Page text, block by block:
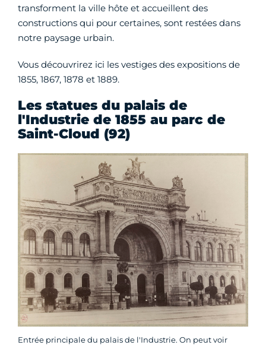
transforment la ville hôte et accueillent des
constructions qui pour certaines, sont restées dans
notre paysage urbain.
Vous découvrirez ici les vestiges des expositions de
1855, 1867, 1878 et 1889.
Les statues du palais de
l'Industrie de 1855 au parc de
Saint-Cloud (92)
Entrée principale du palais de l'Industrie. On peut voir